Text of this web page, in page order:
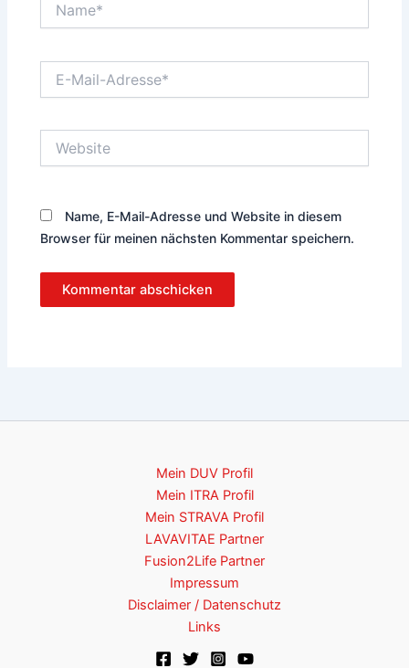
Mail-
Name, E-Mail-Adresse und Website in diesem
Browser für meinen nächsten Kommentar speichern.
Mein DUV Profil
Mein ITRA Profil
Mein STRAVA Profil
LAVAVITAE Partner
Fusion2Life Partner
Impressum
Disclaimer / Datenschutz
Links